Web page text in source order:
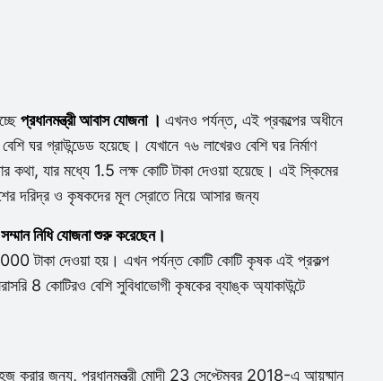
প্রধানমন্ত্রী আবাস যোজনা । এখনও পর্যন্ত, এই প্রকল্পের অধীনে
ঘর গ্রাউন্ডেড হয়েছে। যেখানে ৭৬ লাখেরও বেশি ঘর নির্মাণ
কথা, যার মধ্যে 1.5 লক্ষ কোটি টাকা দেওয়া হয়েছে। এই স্কিমের
দরিদ্র ও কৃষকদের মূল স্রোতে নিয়ে আসার জন্য
সম্মান নিধি যোজনা শুরু করেছেন।
টাকা দেওয়া হয়। এখন পর্যন্ত কোটি কোটি কৃষক এই প্রকল্প
8 কোটিরও বেশি সুবিধাভোগী কৃষকের ব্যাঙ্ক অ্যাকাউন্টে
করার জন্য, প্রধানমন্ত্রী মোদী 23 সেপ্টেম্বর 2018-এ আয়ুষ্মান